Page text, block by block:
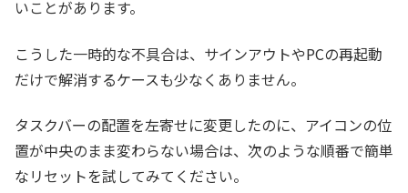
いことがあります。
こうした一時的な不具合は、サインアウトやPCの再起動
だけで解消するケースも少なくありません。
タスクバーの配置を左寄せに変更したのに、アイコンの位
置が中央のまま変わらない場合は、次のような順番で簡単
なリセットを試してみてください。